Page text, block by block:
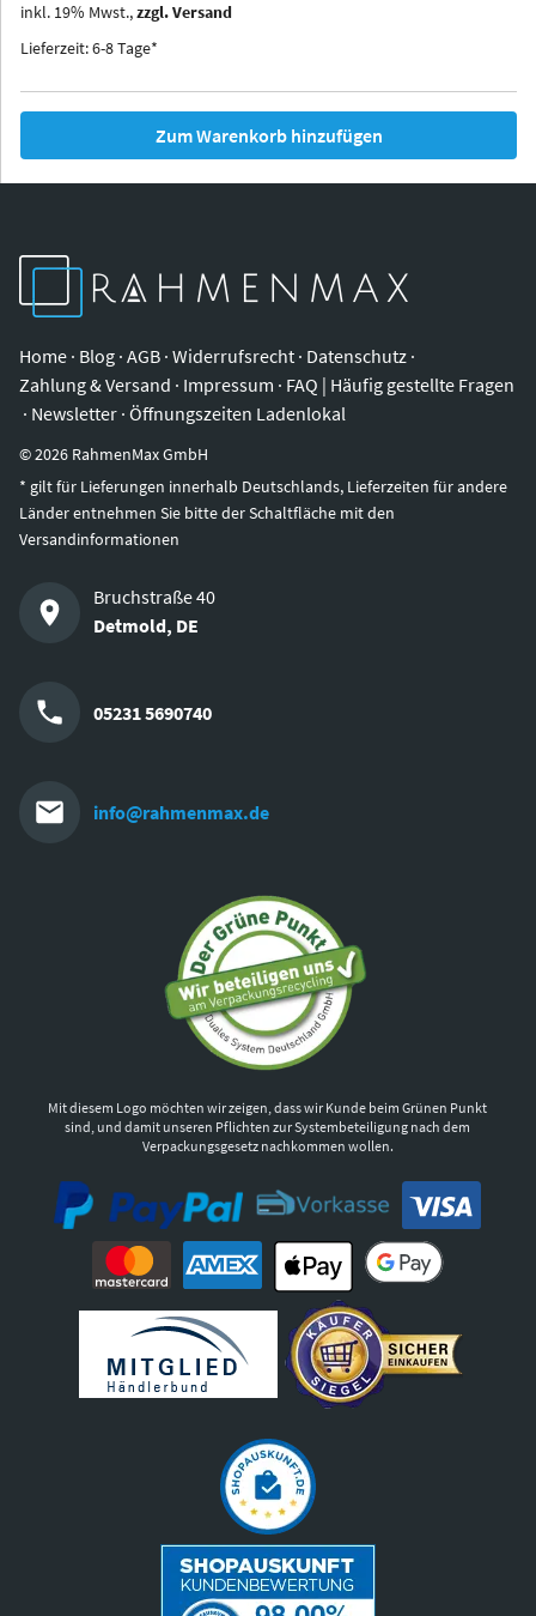
Iowa
inkl. 19% Mwst.,zzgl. Versand
Lieferzeit: 6-8 Tage*
Zum Warenkorb hinzufügen
Home · Blog · AGB · Widerrufsrecht · Datenschutz ·
Zahlung & Versand · Impressum · FAQ | Häufig gestellte Fragen
· Newsletter · Öffnungszeiten Ladenlokal
©2026 RahmenMax GmbH
* gilt für Lieferungen innerhalb Deutschlands, Lieferzeiten für andere
Länder entnehmen Sie bitte der Schaltfläche mit den
Versandinformationen
Bruchstraße 40
Detmold, DE
05231 5690740
info@rahmenmax.de
Mit diesem Logo möchten wir zeigen, dass wir Kunde beim Grünen Punkt
sind, und damit unseren Pflichten zur Systembeteiligung nach dem
Verpackungsgesetz nachkommen wollen.